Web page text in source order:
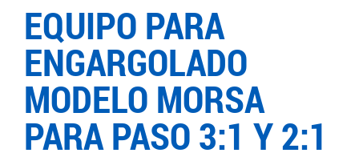
EQUIPO PARA
ENGARGOLADO
MODELO MORSA
PARA PASO 3:1 Y 2:1